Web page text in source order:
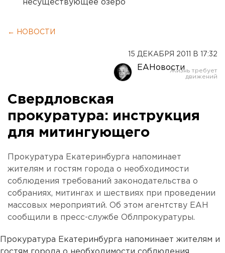
несуществующее озеро
← НОВОСТИ
15 ДЕКАБРЯ 2011 В 17:32
ЕАНовости
Свердловская
прокуратура: инструкция
для митингующего
Прокуратура Екатеринбурга напоминает
жителям и гостям города о необходимости
соблюдения требований законодательства о
собраниях, митингах и шествиях при проведении
массовых мероприятий. Об этом агентству ЕАН
сообщили в пресс-службе Облпрокуратуры.
Прокуратура Екатеринбурга напоминает жителям и